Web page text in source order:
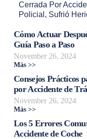
Cerrada Por
Policial , Sufrió
Cómo Actuar
Guía Paso a Paso
November 26, 2024
Más >>
Consejos Prácticos
por Accidente de
November 26, 2024
Más >>
Los 5 Errores
Accidente de Coche